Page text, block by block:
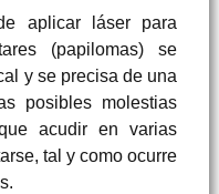
aplicar láser para
(papilomas) se
y se precisa de una
posibles molestias
acudir en varias
tal y como ocurre